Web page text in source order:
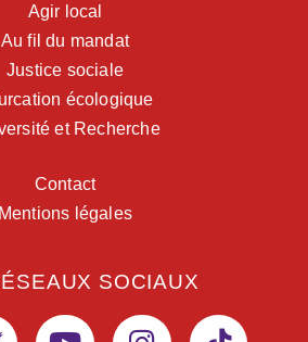
Agir local
Au fil du mandat
Justice sociale
écologique
et Recherche
Contact
Mentions légales
SOCIAUX